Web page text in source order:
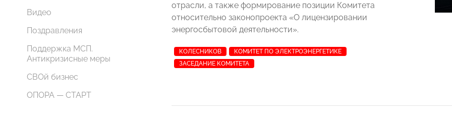
Видео
Поздравления
Поддержка МСП.
Антикризисные меры
СВОй бизнес
ОПОРА — СТАРТ
отрасли, а также формирование позиции Комитета
относительно законопроекта «О лицензировании
энергосбытовой деятельности».
КОЛЕСНИКОВ
КОМИТЕТ ПО ЭЛЕКТРОЭНЕРГЕТИКЕ
ЗАСЕДАНИЕ КОМИТЕТА